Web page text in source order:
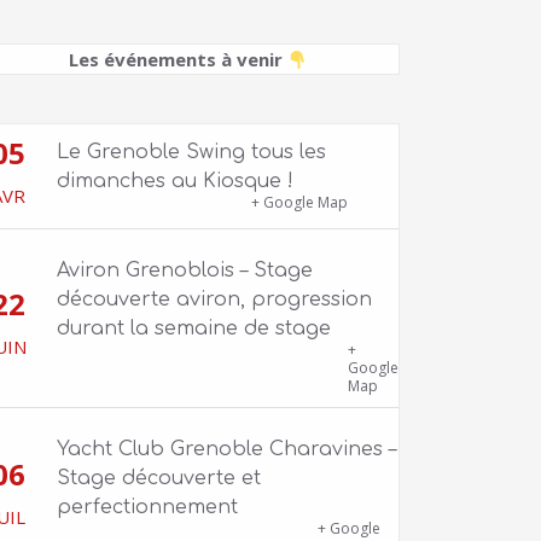
Les événements à venir
Le Grenoble Swing tous les
dimanches au Kiosque !
+ Google Map
Aviron Grenoblois – Stage
découverte aviron, progression
durant la semaine de stage
+
Google
Map
Yacht Club Grenoble Charavines –
Stage découverte et
perfectionnement
+ Google